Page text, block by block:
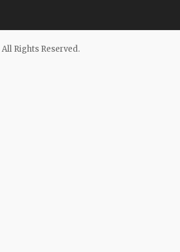
All Rights Reserved.